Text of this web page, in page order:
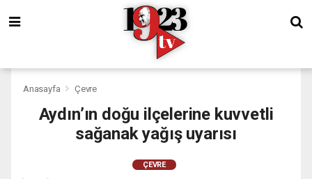
Anasayfa Çevre
Aydın’ın doğu ilçelerine kuvvetli
sağanak yağış uyarısı
ÇEVRE